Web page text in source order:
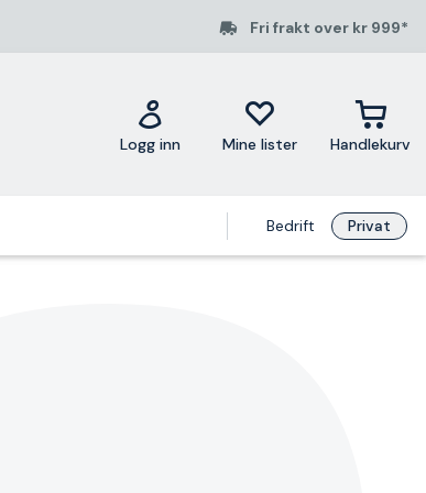
Fri frakt over kr 999*
Logg inn Mine lister Handlekurv
Bedrift Privat